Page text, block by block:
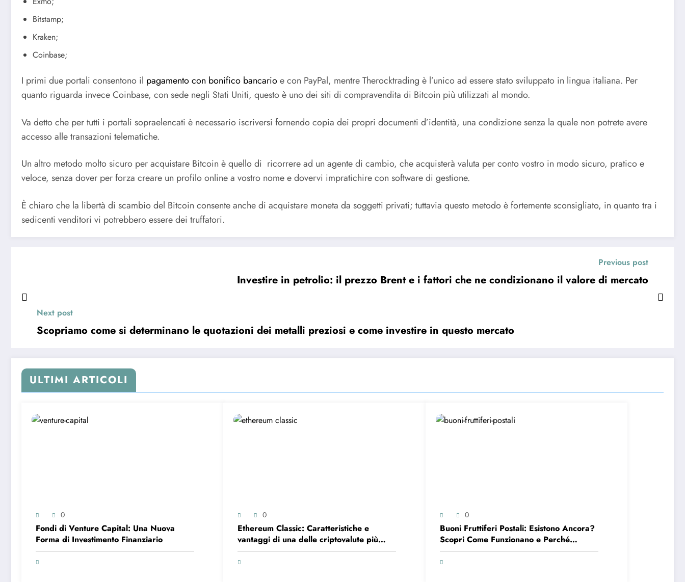
Bitstamp;
Kraken;
Coinbase;
I primi due portali consentono il pagamento con bonifico bancarioe con PayPal, mentre Therocktrading è l’unico ad essere stato sviluppato in lingua italiana. Per
quanto riguarda invece Coinbase, con sede negli Stati Uniti, questo è uno dei siti di compravendita di Bitcoin più utilizzati al mondo.
Va detto che per tutti i portali sopraelencati è necessario iscriversi fornendo copia dei propri documenti d’identità, una condizione senza la quale non potrete avere
accesso alle transazioni telematiche.
Un altro metodo molto sicuro per acquistare Bitcoin è quello di ricorrere ad un agente di cambio, che acquisterà valuta per conto vostro in modo sicuro, pratico e
veloce, senza dover per forza creare un profilo online a vostro nome e dovervi impratichire con software di gestione.
È chiaro che la libertà di scambio del Bitcoin consente anche di acquistare moneta da soggetti privati; tuttavia questo metodo è fortemente sconsigliato, in quanto tra i
sedicenti venditori vi potrebbero essere dei truffatori.
Previous post
Investire in petrolio: il prezzo Brent e i fattori che ne condizionano il valore di mercato
Next post
Scopriamo come si determinano le quotazioni dei metalli preziosi e come investire in questo mercato
ULTIMI ARTICOLI
0
Fondi di Venture Capital: Una Nuova
Forma di Investimento Finanziario
0
Ethereum Classic: Caratteristiche e
vantaggi di una delle criptovalute più
scambiate al mondo
0
Buoni Fruttiferi Postali: Esistono Ancora?
Scopri Come Funzionano e Perché
Investire